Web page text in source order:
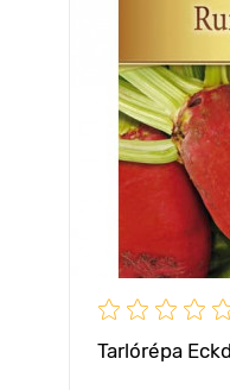
Tarlórépa